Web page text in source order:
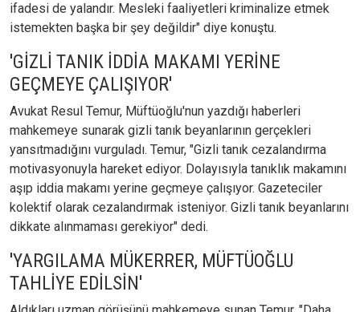
ifadesi de yalandır. Mesleki faaliyetleri kriminalize etmek
istemekten başka bir şey değildir" diye konuştu.
'GİZLİ TANIK İDDİA MAKAMI YERİNE
GEÇMEYE ÇALIŞIYOR'
Avukat Resul Temur, Müftüoğlu'nun yazdığı haberleri
mahkemeye sunarak gizli tanık beyanlarının gerçekleri
yansıtmadığını vurguladı. Temur, "Gizli tanık cezalandırma
motivasyonuyla hareket ediyor. Dolayısıyla tanıklık makamını
aşıp iddia makamı yerine geçmeye çalışıyor. Gazeteciler
kolektif olarak cezalandırmak isteniyor. Gizli tanık beyanlarını
dikkate alınmaması gerekiyor" dedi.
'YARGILAMA MÜKERRER, MÜFTÜOĞLU
TAHLİYE EDİLSİN'